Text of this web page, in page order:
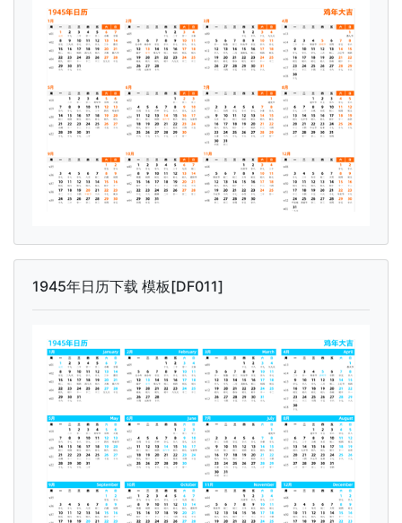
1945年日历下载 模板[DF011]